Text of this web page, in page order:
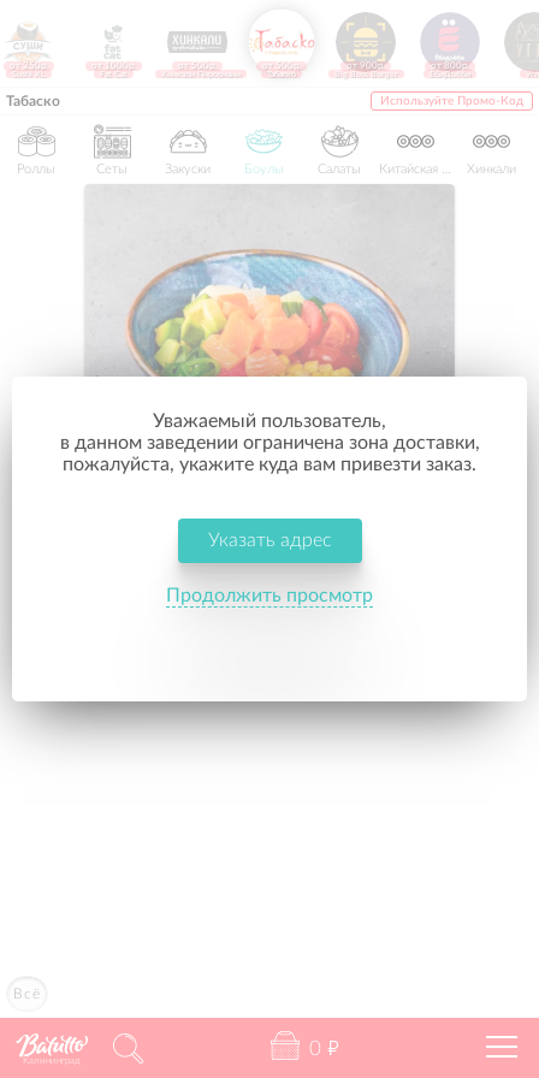
от 250р.
Sushi XL
от 1000р.
Fat Cat
от 500р.
Хинкали Пиросмани
от 500р.
Табаско
от 900р.
Big Boss Burger
от 800р.
ЁбиДоёби
Табаско Используйте Промо-Код
Роллы Сеты Закуски Боулы Салаты Хинкали
Всё
Боул с лососем и соусом майо
Калининград
0 "
Уважаемый пользователь,
в данном заведении ограничена зона доставки,
пожалуйста, укажите куда вам привезти заказ.
Указать адрес
Продолжить просмотр